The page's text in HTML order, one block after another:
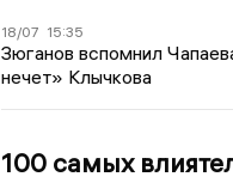
18/07 15:35
Зюганов вспомнил
нечет» Клычкова
100 самых